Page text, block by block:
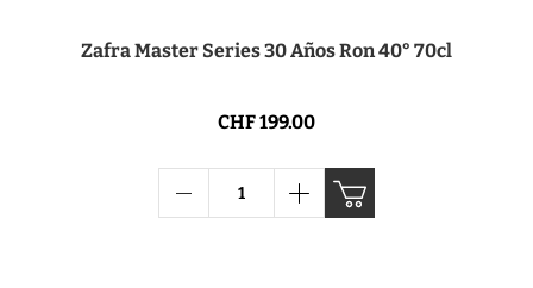
Zafra Master Series 30 Años Ron 40° 70cl
CHF 199.00